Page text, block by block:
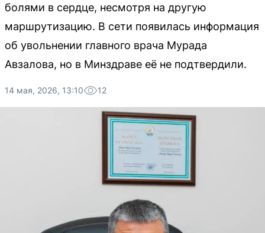
болями в сердце, несмотря на другую
маршрутизацию. В сети появилась информация
об увольнении главного врача Мурада
Авзалова, но в Минздраве её не подтвердили.
14 мая, 2026, 13:10 12